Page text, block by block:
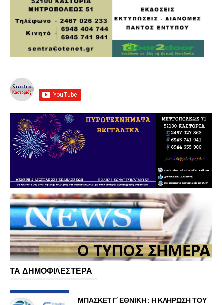
ΤΑ ΔΗΜΟΦΙΛΕΣΤΕΡΑ
ΜΠΑΣΚΕΤ Γ΄ΕΘΝΙΚΗ : Η ΚΛΗΡΩΣΗ ΤΟΥ